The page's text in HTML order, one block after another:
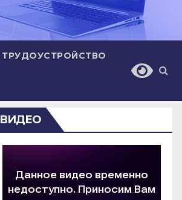
ТРУДОУСТРОЙСТВО
ВИДЕО